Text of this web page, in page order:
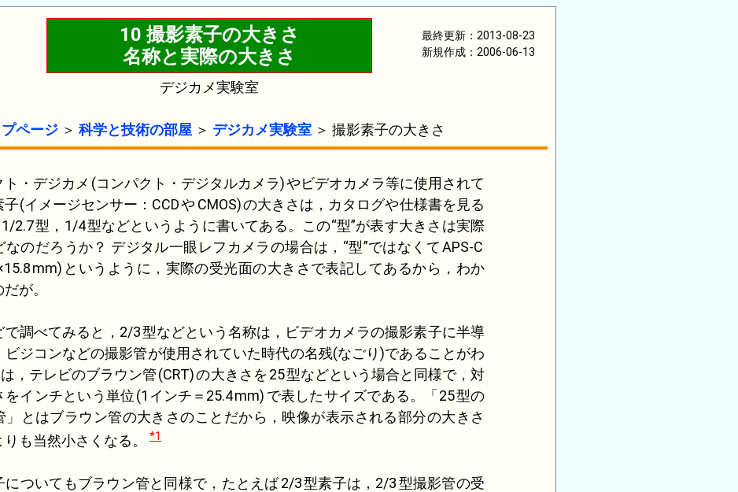
最終更新：2013-08-23
新規作成：2006-06-13
10 撮影素子の大きさ
名称と実際の大きさ
デジカメ実験室
プページ ＞ 科学と技術の部屋 ＞ デジカメ実験室 ＞ 撮影素子の大きさ
・デジカメ (コンパクト・デジタルカメラ)やビデオカメラ等に使用されて
(イメージセンサー： CCDや CMOS)の大きさは，カタログや仕様書を見る
1/2.7型， 1/4型などというように書いてある。この“型”が表す大きさは実際
なのだろうか？ デジタル一眼レフカメラの場合は，“型”ではなくてAPS-C
15.8mm) というように，実際の受光面の大きさで表記してあるから，わか
が。
調べてみると， 2/3型などという名称は，ビデオカメラの撮影素子に半導
ビジコンなどの撮影管が使用されていた時代の名残(なごり)であることがわ
は，テレビのブラウン管(CRT)の大きさを 25型などという場合と同様で，対
をインチという単位(1 インチ＝ 25.4mm) で表したサイズである。「 25型の
」とはブラウン管の大きさのことだから，映像が表示される部分の大きさ
も当然小さくなる。 *1
ついてもブラウン管と同様で，たとえば2/3型素子は， 2/3型撮影管の受